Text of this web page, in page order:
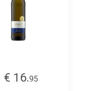
€ 16.95